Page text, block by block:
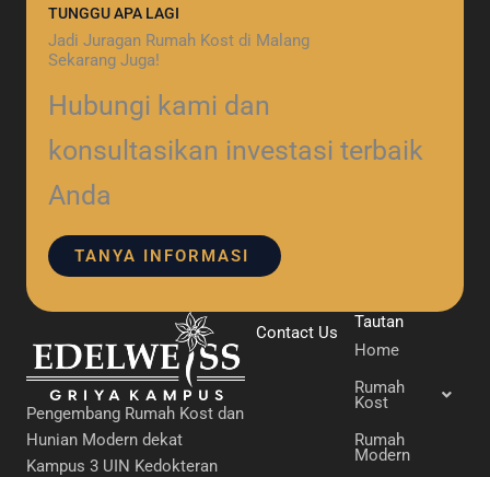
TUNGGU APA LAGI
Jadi Juragan Rumah Kost di Malang
Sekarang Juga!
Hubungi kami dan
konsultasikan investasi terbaik
Anda
TANYA INFORMASI
Pengembang Rumah Kost dan
Hunian Modern dekat
Kampus 3 UIN Kedokteran
Contact Us
Tautan
Home
Rumah
Kost
Rumah
Modern